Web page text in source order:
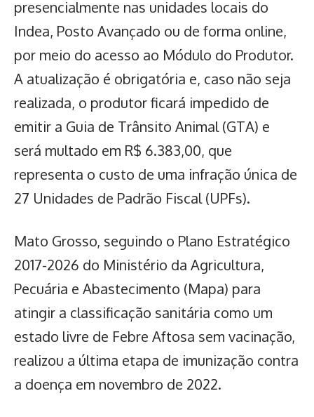
presencialmente nas unidades locais do
Indea, Posto Avançado ou de forma online,
por meio do acesso ao Módulo do Produtor.
A atualização é obrigatória e, caso não seja
realizada, o produtor ficará impedido de
emitir a Guia de Trânsito Animal (GTA) e
será multado em R$ 6.383,00, que
representa o custo de uma infração única de
27 Unidades de Padrão Fiscal (UPFs).
Mato Grosso, seguindo o Plano Estratégico
2017-2026 do Ministério da Agricultura,
Pecuária e Abastecimento (Mapa) para
atingir a classificação sanitária como um
estado livre de Febre Aftosa sem vacinação,
realizou a última etapa de imunização contra
a doença em novembro de 2022.